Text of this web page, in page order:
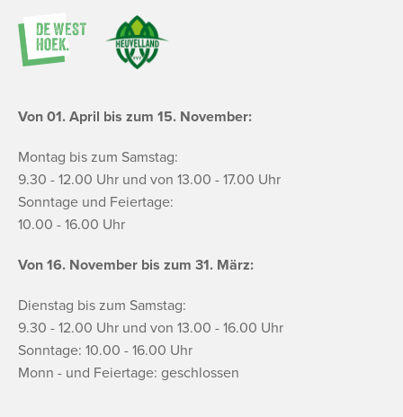
Von 01. April bis zum 15. November:
Montag bis zum Samstag:
9.30 - 12.00 Uhr und von 13.00 - 17.00 Uhr
Sonntage und Feiertage:
10.00 - 16.00 Uhr
Von 16. November bis zum 31. März:
Dienstag bis zum Samstag:
9.30 - 12.00 Uhr und von 13.00 - 16.00 Uhr
Sonntage: 10.00 - 16.00 Uhr
Monn - und Feiertage: geschlossen